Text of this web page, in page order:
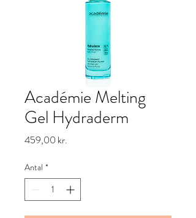
Académie Melting
Gel Hydraderm
459,00 kr.
Antal *